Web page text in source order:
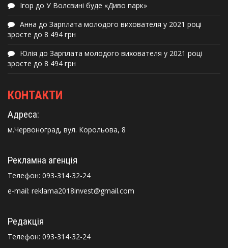
Ігор до У Волсвині буде «Диво парк»
Анна до Зарплата молодого вихователя у 2021 році
зросте до 8 494 грн
Юлія до Зарплата молодого вихователя у 2021 році
зросте до 8 494 грн
КОНТАКТИ
Адреса:
м.Червоноград, вул. Корольова, 8
Рекламна агенція
Телефон: 093-314-32-24
e-mail: reklama2018invest@gmail.com
Редакція
Телефон: 093-314-32-24